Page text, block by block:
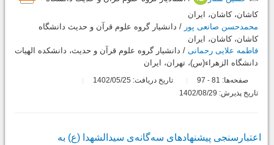
کاشان، کاشان، ایران
محمدحسن صانعی پور / دانشیار گروه علوم قرآن و حدیث دانشگاه
کاشان، کاشان، ایران
فاطمه علایی رحمانی / دانشیار گروه علوم قرآن و حدیث، دانشکده الهیات
دانشگاه الزهراء(س)، تهران، ایران
صفحه‌ها: 81
-
تاریخ دریافت: 1402/05/25
تاریخ پذیرش: 1402/08/29
اعتبارسنجی پیشنهادهای سه‌گانه‌ی سیدالشهدا (ع) به